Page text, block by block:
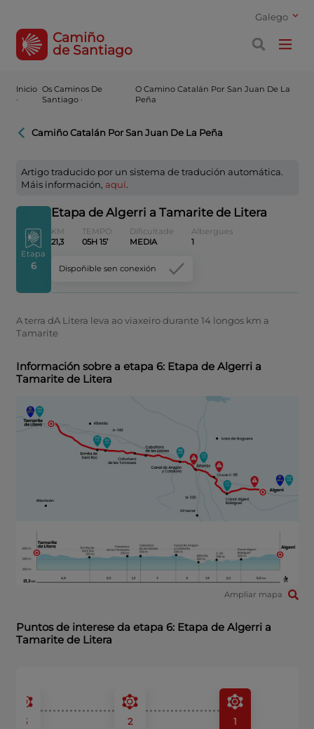
Galego
Camiño
de Santiago
Inicio
·
Os Caminos De
Santiago ·
O Camino Catalán Por San Juan De La
Peña
Camiño Catalán Por San Juan De La Peña
Artigo traducido por un sistema de tradución automática.
Máis información, aquí.
Etapa
6
Etapa de Algerri a Tamarite de Litera
KM
21,3
TEMPO
05H 15’
Dificultade
MEDIA
Albergues
1
Dispoñible sen conexión
A terra dA Litera leva ao viaxeiro durante 14 longos km a
Tamarite
Información sobre a etapa 6: Etapa de Algerri a
Tamarite de Litera
Ampliar mapa
Puntos de interese da etapa 6: Etapa de Algerri a
Tamarite de Litera
3 2 1